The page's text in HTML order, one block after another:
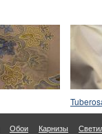
Обои Карнизы